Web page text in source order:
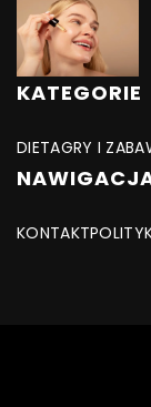
KATEGORIE
DIETAGRY I
KONTAKT